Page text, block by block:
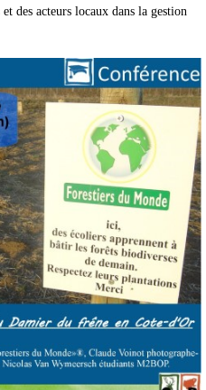
des acteurs locaux dans la gestion